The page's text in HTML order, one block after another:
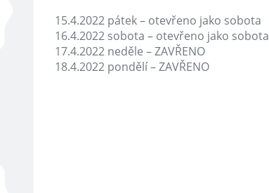
15.4.2022 pátek – otevřeno jako sobota
16.4.2022 sobota – otevřeno jako sobota
17.4.2022 neděle – ZAVŘENO
18.4.2022 pondělí – ZAVŘENO